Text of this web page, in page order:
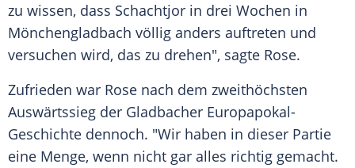
zu wissen, dass Schachtjor in drei Wochen in
Mönchengladbach völlig anders auftreten und
versuchen wird, das zu drehen", sagte Rose.
Zufrieden war Rose nach dem zweithöchsten
Auswärtssieg der Gladbacher Europapokal-
Geschichte dennoch. "Wir haben in dieser Partie
eine Menge, wenn nicht gar alles richtig gemacht.